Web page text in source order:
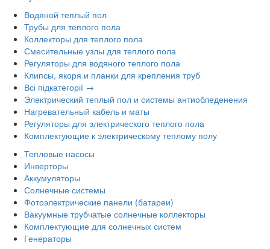
Водяной теплый пол
Трубы для теплого пола
Коллекторы для теплого пола
Смесительные узлы для теплого пола
Регуляторы для водяного теплого пола
Клипсы, якоря и планки для крепления труб
Всі підкатегорії →
Электрический теплый пол и системы антиобледенения
Нагревательный кабель и маты
Регуляторы для электрического теплого пола
Комплектующие к электрическому теплому полу
Тепловые насосы
Инверторы
Аккумуляторы
Солнечные системы
Фотоэлектрические панели (батареи)
Вакуумные трубчатые солнечные коллекторы
Комплектующие для солнечных систем
Генераторы